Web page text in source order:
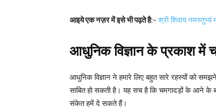
आइये एक नज़र में इसे भी पढ़ते है:-श्री शिवाय
आधुनिक विज्ञान के प्रकाश में
आधुनिक विज्ञान ने हमारे लिए बहुत सारे रहस्यों को
साबित हो सकती है। यह सच है कि चमगादड़ों के आने के
संकेत हमें दे सकते हैं।